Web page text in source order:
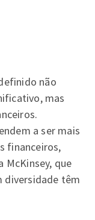
não
mas
a ser mais
financeiros,
McKinsey, que
diversidade têm